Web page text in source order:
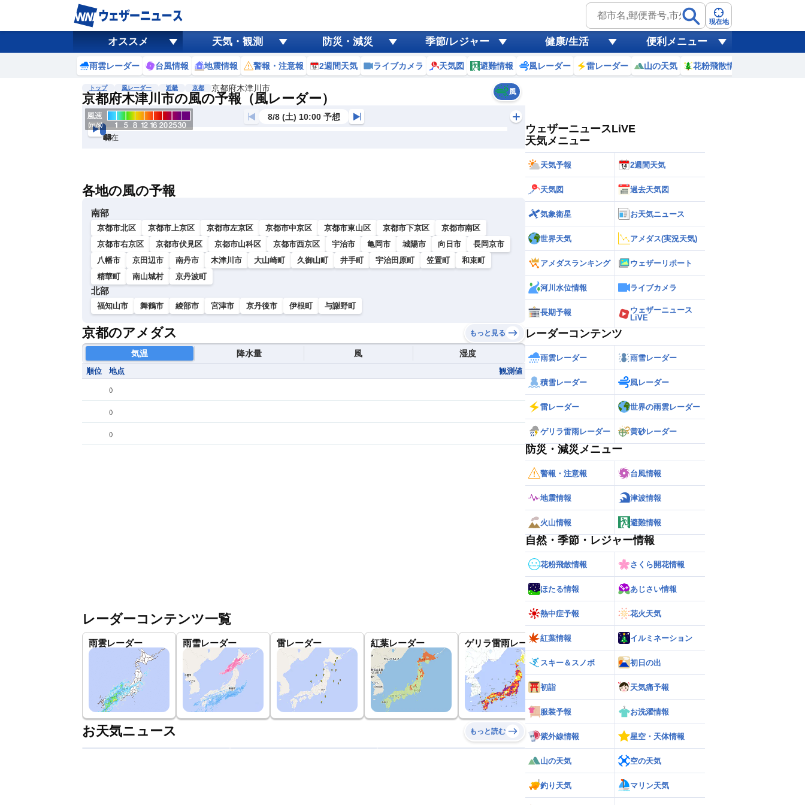
現在地
オススメ 天気・観測 防災・減災 季節/レジャー 健康/生活 便利メニュー
雨雲レーダー 台風情報 地震情報 警報・注意報 2週間天気 ライブカメラ 天気図 避難情報 風レーダー 雷レーダー 山の天気 花粉飛散情報
トップ 風レーダー 近畿 京都 京都府木津川市
京都府木津川市の風の予報（風レーダー） 風
風
黄砂
天気 台風
8/8 (土) 10:00 予想
現在
6h
12
24
36
48
60
72
各地の風の予報
南部
京都市北区 京都市上京区 京都市左京区 京都市中京区 京都市東山区 京都市下京区
京都市南区
京都市右京区
京都市伏見区 京都市山科区 京都市西京区 宇治市 亀岡市 城陽市 向日市
長岡京市
八幡市
京田辺市 南丹市 木津川市 大山崎町 久御山町 井手町 宇治田原町 笠置町
和束町
精華町
南山城村 京丹波町
北部
福知山市 舞鶴市 綾部市 宮津市 京丹後市 伊根町 与謝野町
京都のアメダス もっと見る
気温 降水量 風 湿度
順位 地点 観測値
()
()
()
レーダーコンテンツ一覧
雨雲レーダー 雨雪レーダー 雷レーダー 紅葉レーダー ゲリラ雷雨レーダー 世界の雨雲レーダー
お天気ニュース もっと読む
ウェザーニュースLiVE
天気メニュー
天気予報 2週間天気
天気図 過去天気図
気象衛星 お天気ニュース
世界天気 アメダス(実況天気)
アメダスランキング ウェザーリポート
河川水位情報 ライブカメラ
長期予報
ウェザーニュース
LiVE
レーダーコンテンツ
雨雲レーダー 雨雪レーダー
積雪レーダー 風レーダー
雷レーダー 世界の雨雲レーダー
ゲリラ雷雨レーダー 黄砂レーダー
防災・減災メニュー
警報・注意報 台風情報
地震情報 津波情報
火山情報 避難情報
自然・季節・レジャー情報
花粉飛散情報 さくら開花情報
ほたる情報 あじさい情報
熱中症予報 花火天気
紅葉情報 イルミネーション
スキー＆スノボ 初日の出
初詣 天気痛予報
服装予報 お洗濯情報
紫外線情報 星空・天体情報
山の天気 空の天気
釣り天気 マリン天気